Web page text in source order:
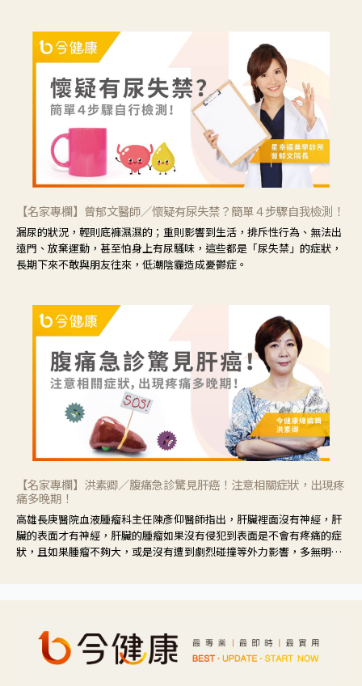
【名家專欄】曾郁文醫師／懷疑有尿失禁？簡單４步驟自我檢測！
漏尿的狀況，輕則底褲濕濕的；重則影響到生活，排斥性行為、無法出
遠門、放棄運動，甚至怕身上有尿騷味，這些都是「尿失禁」的症狀，
長期下來不敢與朋友往來，低潮陰霾造成憂鬱症。
【名家專欄】洪素卿／腹痛急診驚見肝癌！注意相關症狀，出現疼
痛多晚期！
高雄長庚醫院血液腫瘤科主任陳彥仰醫師指出，肝臟裡面沒有神經，肝
臟的表面才有神經，肝臟的腫瘤如果沒有侵犯到表面是不會有疼痛的症
狀，且如果腫瘤不夠大，或是沒有遭到劇烈碰撞等外力影響，多無明顯